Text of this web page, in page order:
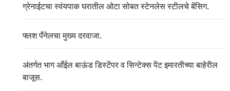
ग्रेनाईटचा स्वंयपाक घरातील ओटा सोबत स्टेनलेस स्टीलचे बेंसिग.
फ्लश पँनेलचा मुख्य दरवाजा.
अंतर्गत भाग आँईल बाऊंड डिस्टेंपर व सिन्टेक्स पेंट इमारतीच्या बाहेरील
बाजूस.